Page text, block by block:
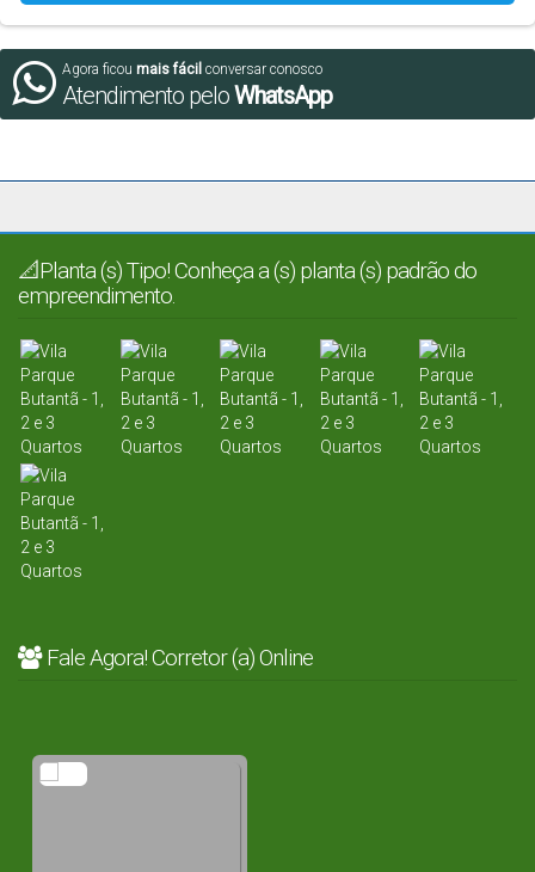
Agora ficou mais fácil conversar conosco
Atendimento peloWhatsApp
📐Planta (s) Tipo! Conheça a (s) planta (s) padrão do
empreendimento.
Fale Agora! Corretor (a) Online